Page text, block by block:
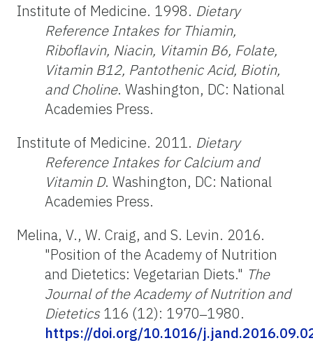
Institute of Medicine. 1998. Dietary
Reference Intakes for Thiamin,
Riboflavin, Niacin, Vitamin B6, Folate,
Vitamin B12, Pantothenic Acid, Biotin,
and Choline. Washington, DC: National
Academies Press.
Institute of Medicine. 2011. Dietary
Reference Intakes for Calcium and
Vitamin D. Washington, DC: National
Academies Press.
Melina, V., W. Craig, and S. Levin. 2016.
"Position of the Academy of Nutrition
and Dietetics: Vegetarian Diets." The
Journal of the Academy of Nutrition and
Dietetics 116 (12): 1970‒1980.
https://doi.org/10.1016/